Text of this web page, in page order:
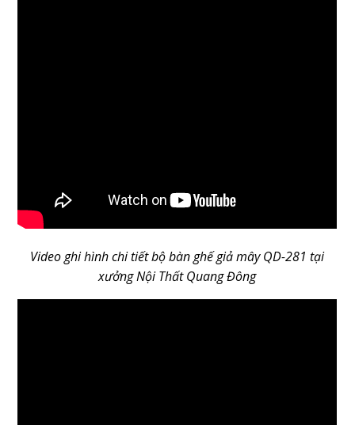
Video ghi hình chi tiết bộ bàn ghế giả mây QD-281 tại
xưởng Nội Thất Quang Đông